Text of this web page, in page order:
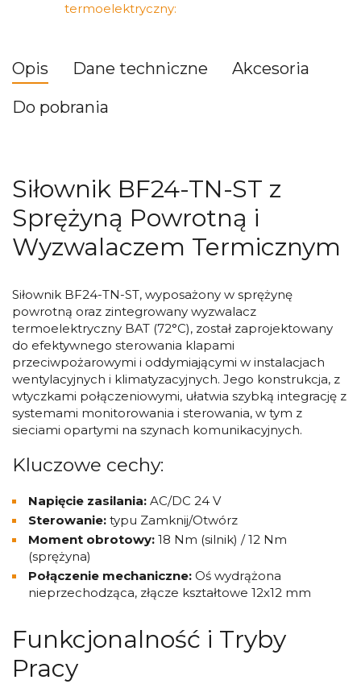
termoelektryczny:
Opis Dane techniczne
Akcesoria
Do pobrania
Siłownik BF24-TN-ST z
Sprężyną Powrotną i
Wyzwalaczem Termicznym
Siłownik BF24-TN-ST, wyposażony w sprężynę
powrotną oraz zintegrowany wyzwalacz
termoelektryczny BAT (72°C), został zaprojektowany
do efektywnego sterowania klapami
przeciwpożarowymi i oddymiającymi w instalacjach
wentylacyjnych i klimatyzacyjnych. Jego konstrukcja, z
wtyczkami połączeniowymi, ułatwia szybką integrację z
systemami monitorowania i sterowania, w tym z
sieciami opartymi na szynach komunikacyjnych.
Kluczowe cechy:
Napięcie zasilania: AC/DC 24 V
Sterowanie: typu Zamknij/Otwórz
Moment obrotowy: 18 Nm (silnik) / 12 Nm
(sprężyna)
Połączenie mechaniczne: Oś wydrążona
nieprzechodząca, złącze kształtowe 12x12 mm
Funkcjonalność i Tryby
Pracy